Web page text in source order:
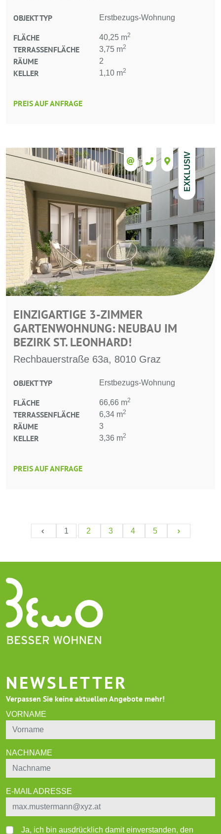
OBJEKT TYP Erstbezugs-Wohnung
FLÄCHE 40,25 m2
TERRASSENFLÄCHE 3,75 m2
RÄUME 2
KELLER 1,10 m2
PREIS AUF ANFRAGE
EXKLUSIV
EINZIGARTIGE 3-ZIMMER
GARTENWOHNUNG: NEUBAU IM
BEZIRK ST. LEONHARD!
Rechbauerstraße 63a, 8010 Graz
OBJEKT TYP Erstbezugs-Wohnung
FLÄCHE 66,66 m2
TERRASSENFLÄCHE 6,34 m2
RÄUME 3
KELLER 3,36 m2
PREIS AUF ANFRAGE
1 2 3 4 5
NEWSLETTER
Verpassen Sie keine aktuellen Angebote mehr!
VORNAME
NACHNAME
E-MAIL ADRESSE
Ja, ich bin ausdrücklich damit einverstanden, den